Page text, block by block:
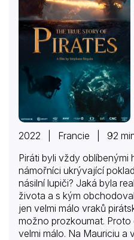
2022 | Francie | 92
Piráti byli vždy oblíbenými
námořníci ukrývající
násilní lupiči? Jaká byla
života a s kým
jen velmi málo vraků
možno prozkoumat.
velmi málo. Na Mauriciu